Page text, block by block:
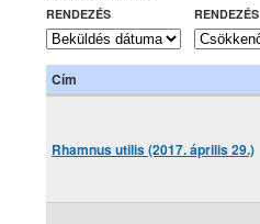
RENDEZÉS RENDEZÉS
Cím
Rhamnus utilis (2017. április 29.)